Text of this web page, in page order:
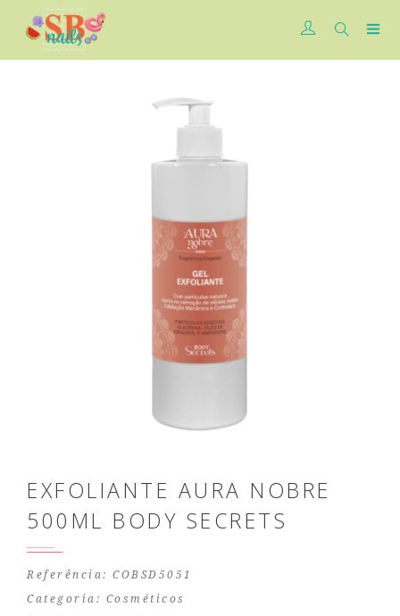
EXFOLIANTE AURA NOBRE
500ML BODY SECRETS
Referência: COBSD5051
Categoria: Cosméticos